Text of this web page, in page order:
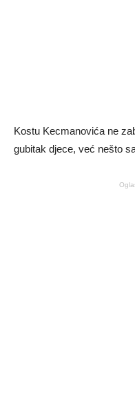
Kostu Kecmanovića ne
gubitak djece, već nešto